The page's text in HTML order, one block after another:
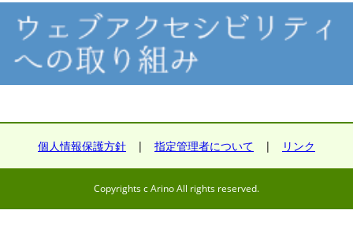
個人情報保護方針 | 指定管理者について | リンク
Copyrights c Arino All rights reserved.